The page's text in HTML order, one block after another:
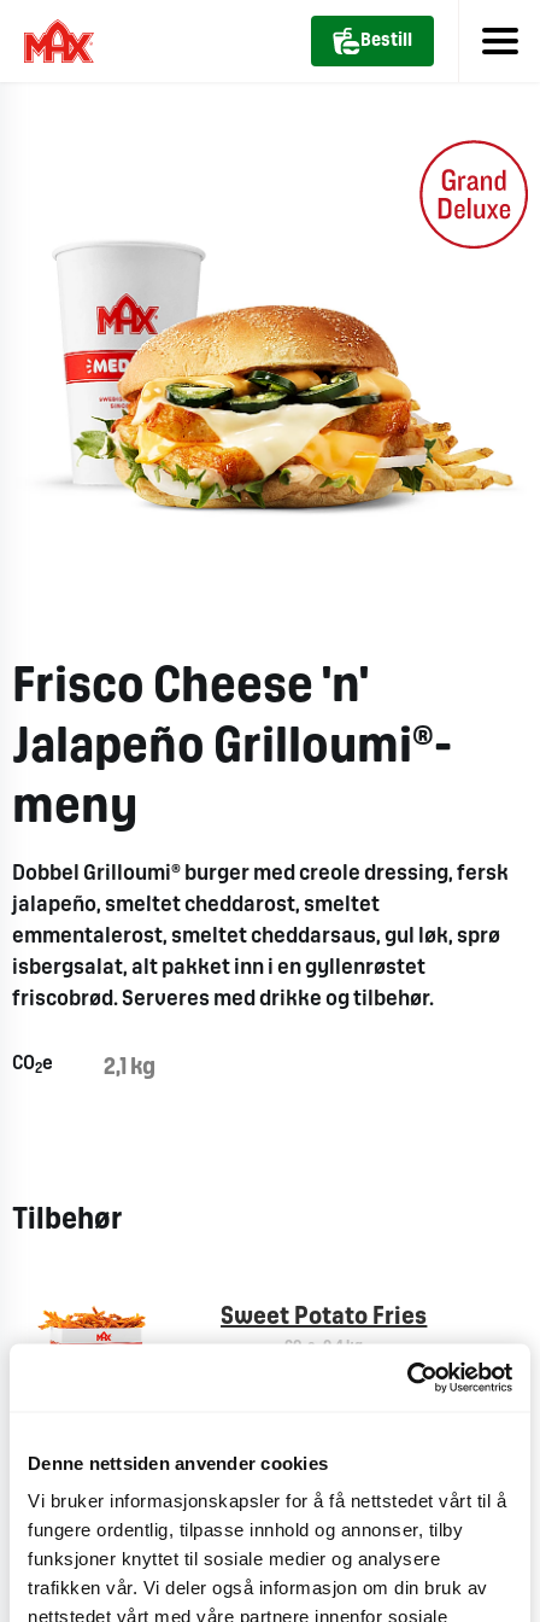
Denne nettsiden anvender cookies
Vi bruker informasjonskapsler for å få nettstedet vårt til å
fungere ordentlig, tilpasse innhold og annonser, tilby
funksjoner knyttet til sosiale medier og analysere
trafikken vår. Vi deler også informasjon om din bruk av
nettstedet vårt med våre partnere innenfor sosiale
Bestill
Frisco Cheese 'n'
Jalapeño Grilloumi®​-
meny
Dobbel Grilloumi®​ burger med creole dressing, fersk
jalapeño, smeltet cheddarost, smeltet
emmentalerost, smeltet cheddarsaus, gul løk, sprø
isbergsalat, alt pakket inn i en gyllenrøstet
friscobrød. Serveres med drikke og tilbehør.
CO2e 2,1 kg
Tilbehør
Sweet Potato Fries
CO e 0,4 kg
Pommes Frites
CO2 e < 0,1 kg